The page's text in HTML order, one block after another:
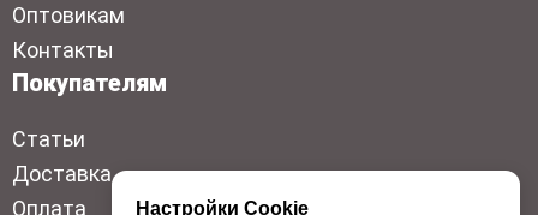
Оптовикам
Контакты
Покупателям
Статьи
Доставка
Оплата
Настройки Cookie